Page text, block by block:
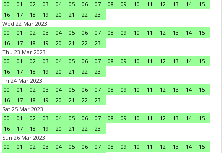
00
01 02 03 04 05 06 07 08 09 10 11 12 13 14
15
16
17 18 19 20 21 22
23
Wed 22 Mar 2023
00
01 02 03 04 05 06 07 08 09 10 11 12 13 14
15
16
17 18 19 20 21 22
23
Thu 23 Mar 2023
00
01 02 03 04 05 06 07 08 09 10 11 12 13 14
15
16
17 18 19 20 21 22
23
Fri 24 Mar 2023
00
01 02 03 04 05 06 07 08 09 10 11 12 13 14
15
16
17 18 19 20 21 22
23
Sat 25 Mar 2023
00
01 02 03 04 05 06 07 08 09 10 11 12 13 14
15
16
17 18 19 20 21 22
23
Sun 26 Mar 2023
00
01 02 03 04 05 06 07 08 09 10 11 12 13 14
15